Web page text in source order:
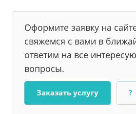
Оформите заявку на
свяжемся с вами в
ответим на все
вопросы.
Заказать услугу ?